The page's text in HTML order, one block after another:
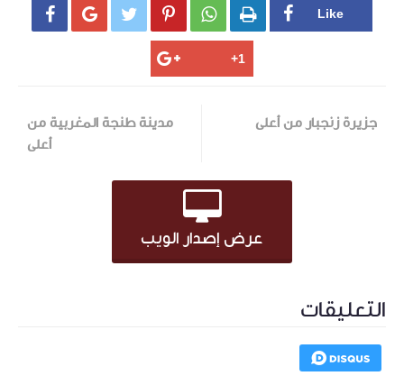
     
جزيرة زنجبار من أعلى
مدينة طنجة المغربية من
أعلى
عرض إصدار الويب
التعليقات